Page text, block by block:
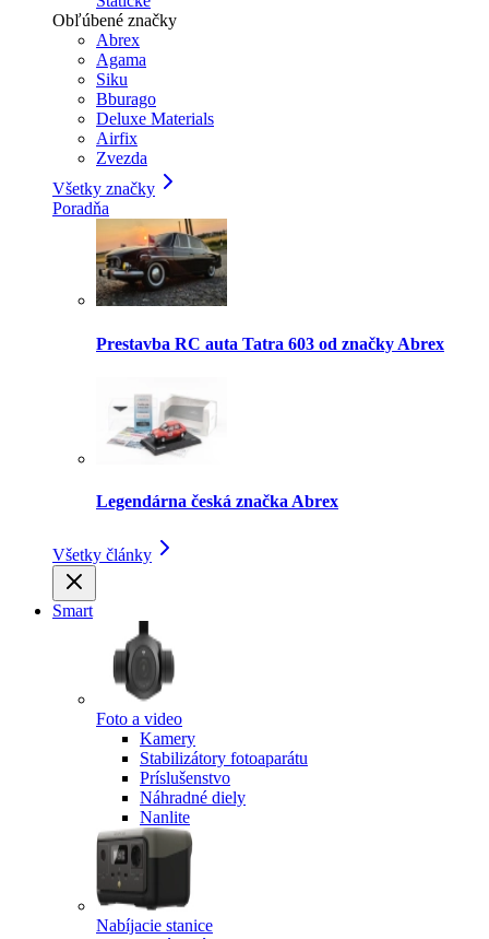
Obľúbené značky
Abrex
Agama
Siku
Bburago
Deluxe Materials
Airfix
Zvezda
Všetky značky
Poradňa
Prestavba RC auta Tatra 603 od značky Abrex
Legendárna česká značka Abrex
Všetky články
Smart
Foto a video
Kamery
Stabilizátory fotoaparátu
Príslušenstvo
Náhradné diely
Nanlite
Nabíjacie stanice